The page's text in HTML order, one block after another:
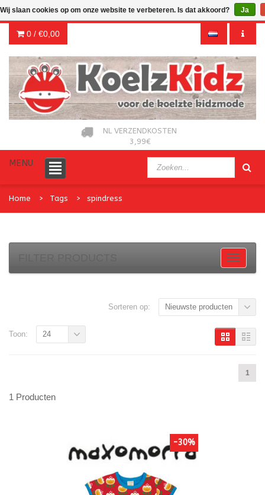
0 / €0,00
NL VERZENDKOSTEN
3,99€
MENU
Home Tags spindress
Sorteren op: Nieuwste producten
1
Toon: 24
1 Producten
-30%
Wij slaan cookies op om onze website te verbeteren. Is dat akkoord? Ja